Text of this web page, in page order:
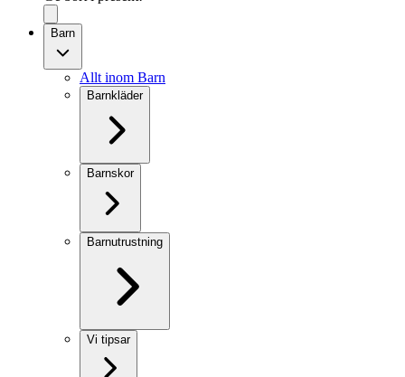
Barn
Allt inom Barn
Barnkläder
Barnskor
Barnutrustning
Vi tipsar